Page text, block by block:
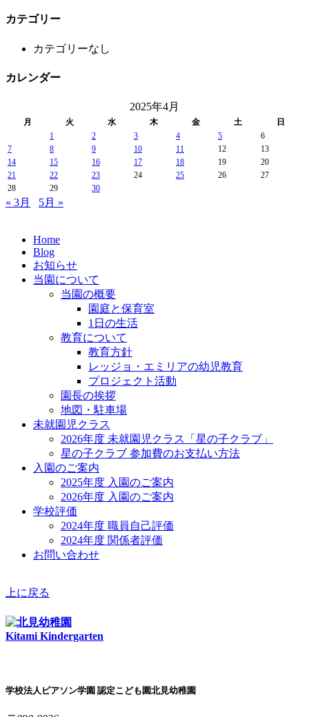
カテゴリー
カテゴリーなし
カレンダー
2025年4月
月 火 水 木 金 土
日
1
2 3 4 5
6
7
8 9 10 11 12
13
14
15 16 17 18 19
20
21
22 23 24 25 26
27
28
29 30
« 3月 5月 »
Home
Blog
お知らせ
当園について
当園の概要
園庭と保育室
1日の生活
教育について
教育方針
レッジョ・エミリアの幼児教育
プロジェクト活動
園長の挨拶
地図・駐車場
未就園児クラス
2026年度 未就園児クラス「星の子クラブ」
星の子クラブ 参加費のお支払い方法
入園のご案内
2025年度 入園のご案内
2026年度 入園のご案内
学校評価
2024年度 職員自己評価
2024年度 関係者評価
お問い合わせ
上に戻る
Kitami Kindergarten
学校法人ピアソン学園 認定こども園北見幼稚園